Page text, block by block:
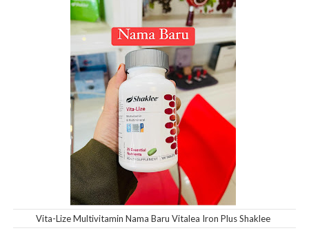
Vita-Lize Multivitamin Nama Baru Vitalea Iron Plus Shaklee